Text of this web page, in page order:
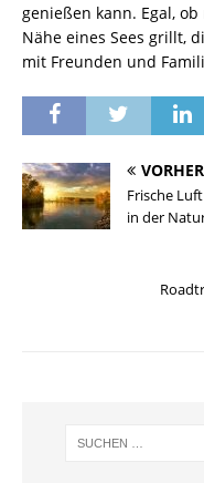
genießen kann. Egal,
Nähe eines Sees grillt,
mit Freunden und
Frische
in der